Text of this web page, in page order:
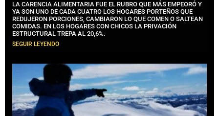
LA CARENCIA ALIMENTARIA FUE EL RUBRO QUE MÁS EMPEORÓ Y
YA SON UNO DE CADA CUATRO LOS HOGARES PORTEÑOS QUE
REDUJERON PORCIONES, CAMBIARON LO QUE COMEN O SALTEAN
COMIDAS. EN LOS HOGARES CON CHICOS LA PRIVACIÓN
ESTRUCTURAL TREPA AL 20,6%.
SEGUIR LEYENDO